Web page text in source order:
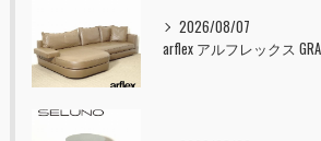
2026/08/07